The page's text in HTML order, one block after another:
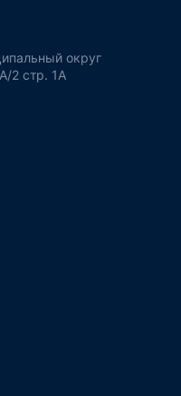
округ
2 стр. 1А